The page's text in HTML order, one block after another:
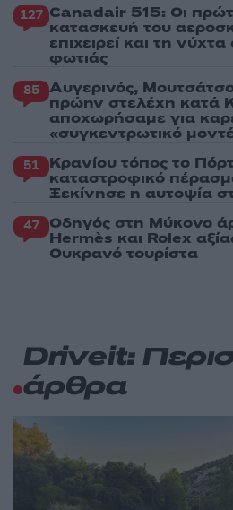
127 Canadair 515: Οι
κατασκευή του
επιχειρεί και τη
φωτιάς
85 Αυγερινός,
πρώην στελέχη κατά
αποχωρήσαμε για
«συγκεντρωτικό
51 Κρανίου τόπος το
καταστροφικό
Ξεκίνησε η αυτοψία
47 Οδηγός στη Μύκονο
Hermès και Rolex
Ουκρανό τουρίστα
Driveit:
άρθρα